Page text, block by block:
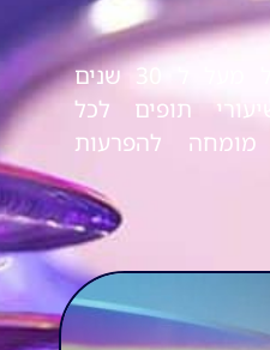
עם ניסיון עשיר של מעל ל 30 שנים
תופים לכל
מומחה להפרעות